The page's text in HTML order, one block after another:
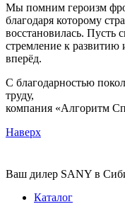
Мы помним героизм
благодаря которому
восстановилась. Пусть
стремление к развитию
вперёд.
С благодарностью
труду,
компания «Алгоритм
Наверх
Ваш дилер SANY в
Каталог